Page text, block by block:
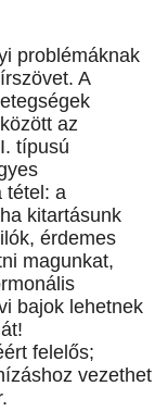
problémáknak
A
az
típusú
tétel: a
kitartásunk
érdemes
magunkat,
bajok lehetnek
felelős;
vezethet